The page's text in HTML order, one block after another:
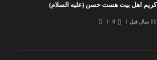
کریم اهل بیت هست حسن (علیه السلام)
11 سال قبل 0